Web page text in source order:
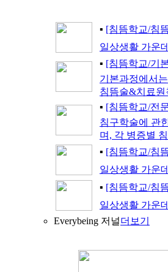
▪ [침뜸학교/침
일상생활 가운
▪ [침뜸학교/기
기본과정에서
침뜸술&치료원
▪ [침뜸학교/전
침구학술에 관
며, 각 병증별
▪ [침뜸학교/침
일상생활 가운
▪ [침뜸학교/침
일상생활 가운
Everybeing 저널더보기